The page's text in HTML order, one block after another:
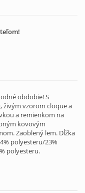
obdobie! S
vzorom cloque a
a remienkom na
kovovým
Zaoblený lem. Dĺžka
polyesteru/23%
polyesteru.